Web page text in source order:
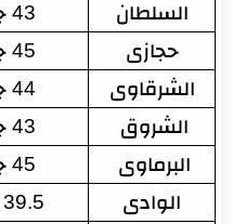
43 جنيه
السلطان
45 جنيه
حجازى
44 جنيه
الشرقاوى
43 جنيه
الشروق
45 جنيه
البرماوى
39.5 جنيه
الوادى